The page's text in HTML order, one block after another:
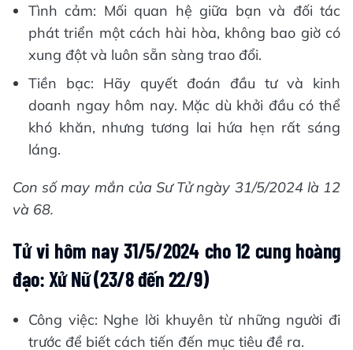
Tình cảm: Mối quan hệ giữa bạn và đối tác
phát triển một cách hài hòa, không bao giờ có
xung đột và luôn sẵn sàng trao đổi.
Tiền bạc: Hãy quyết đoán đầu tư và kinh
doanh ngay hôm nay. Mặc dù khởi đầu có thể
khó khăn, nhưng tương lai hứa hẹn rất sáng
láng.
Con số may mắn của Sư Tử ngày 31/5/2024 là 12
và 68.
Tử vi hôm nay 31/5/2024 cho 12 cung hoàng
đạo: Xử Nữ (23/8 đến 22/9)
Công việc: Nghe lời khuyên từ những người đi
trước để biết cách tiến đến mục tiêu đề ra.